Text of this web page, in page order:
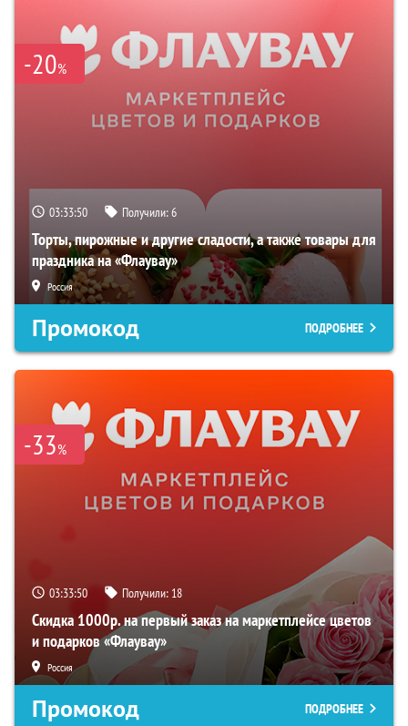
-20%
03:33:49 Получили:6
Торты, пирожные и другие сладости, а также товары для
праздника на «Флаувау»
Россия
Промокод ПОДРОБНЕЕ
-33%
03:33:49 Получили: 18
Скидка 1000р. на первый заказ на маркетплейсе цветов
и подарков «Флаувау»
Россия
Промокод ПОДРОБНЕЕ